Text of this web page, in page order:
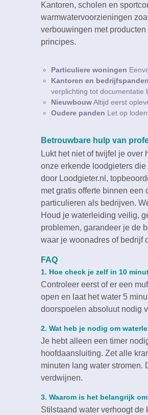
Kantoren, scholen en
warmwatervoorzieningen
verbouwingen met
principes.​
Particuliere woningen
Kantoren en bedrijfspanden
verplichting tot documentatie
NieuwbouwAltijd eerst
Oudere panden Let op
Betrouwbare hulp van
Lukt het niet of twijfel je
onze erkende loodgieters
door Loodgieter.​nl,
met gratis offerte binnen een
particulieren als bedrijven.​
Houd je waterleiding veilig,
problemen, garandeer je de
waar je woonadres of bedrijf
FAQ
1.​ Hoe check je zelf in 10
Controleer eerst of er een
open en laat het water 5
doorspoelen absoluut nodig
2.​ Wat heb je nodig om
Je hebt alleen een timer
hoofdaansluiting.​ Zet alle
minuten lang water stromen.​
verdwijnen.​
3.​ Waarom is het belangrijk
Stilstaand water verhoogt